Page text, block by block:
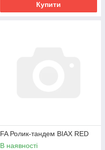
Купити
FA Ролик-тандем BIAX RED
В наявності